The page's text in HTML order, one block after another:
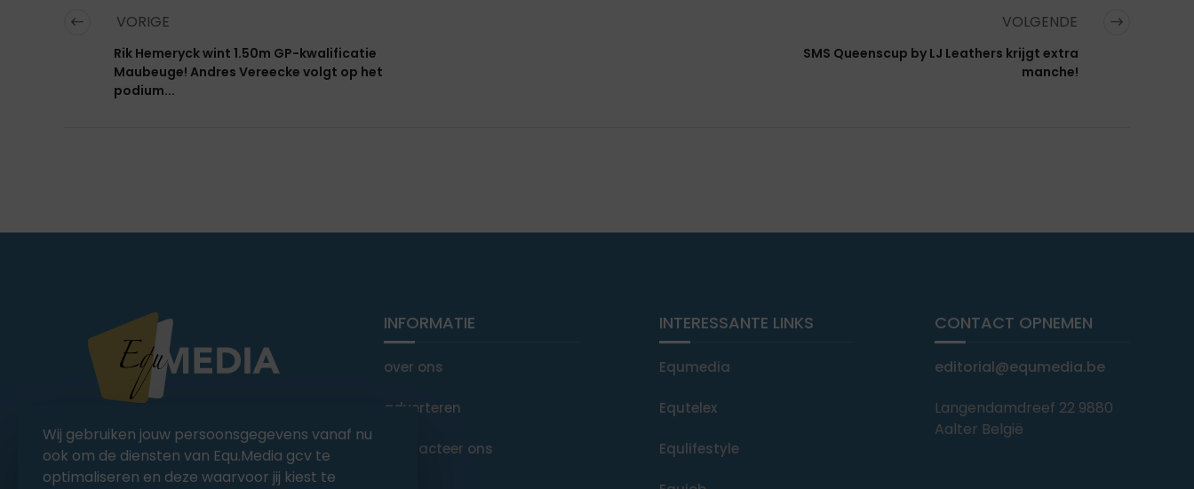
VORIGE
Rik Hemeryck wint 1.50m GP-kwalificatie
Maubeuge! Andres Vereecke volgt op het
podium...
VOLGENDE
SMS Queenscup by LJ Leathers krijgt extra
manche!
You Ride it We Write it,
Equestrian news
INFORMATIE
over ons
adverteren
Contacteer ons
INTERESSANTE LINKS
Equmedia
Equtelex
Equlifestyle
CONTACT OPNEMEN
editorial@equmedia.be
Langendamdreef 22 9880
Aalter België
Wij gebruiken jouw persoonsgegevens vanaf nu
ook om de diensten van Equ.Media gcv te
optimaliseren en deze waarvoor jij kiest te